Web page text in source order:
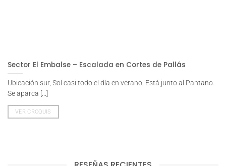
Sector El Embalse – Escalada en Cortes de Pallás
Ubicación sur, Sol casi todo el día en verano, Está junto al Pantano.
Se aparca [...]
VER CROQUIS